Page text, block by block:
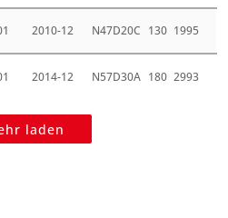
2010-12 N47D20C 130 1995
2014-12 N57D30A 180 2993
laden